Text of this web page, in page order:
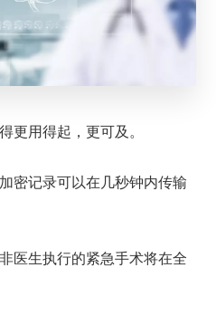
更用得起，更可及。
密记录可以在几秒钟内传输
医生执行的紧急手术将在全